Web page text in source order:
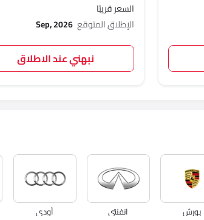
السعر قريبًا
الإطلاق المتوقع Sep, 2026
نبهني عند الاطلاق
بورش انفنتي أودي